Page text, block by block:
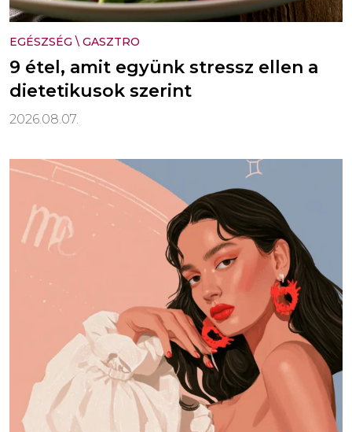
EGÉSZSÉG \ GASZTRO
9 étel, amit együnk stressz ellen a
dietetikusok szerint
2026.08.07.